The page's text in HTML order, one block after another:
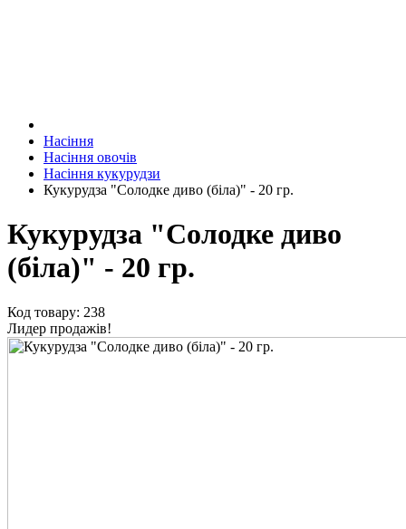
Насіння
Насіння овочів
Насіння кукурудзи
Кукурудза "Солодке диво (біла)" - 20 гр.
Кукурудза "Солодке диво
(біла)" - 20 гр.
Код товару: 238
Лидер продажів!